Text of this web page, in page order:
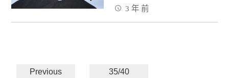
3 年 前
Previous 35/40